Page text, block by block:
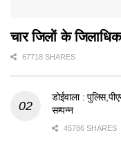
चार जिलों के
67718 SHARES
डोईवाला :
सम्पन्न
45786 SHARES